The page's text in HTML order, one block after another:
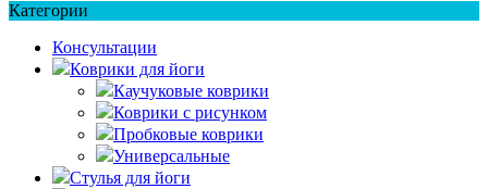
Категории
Консультации
Коврики для йоги
Каучуковые коврики
Коврики с рисунком
Пробковые коврики
Универсальные
Стулья для йоги